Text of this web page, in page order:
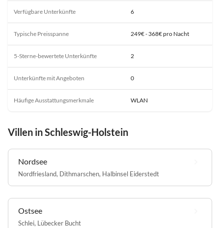
Verfügbare Unterkünfte 6
Typische Preisspanne 249€ - 368€ pro Nacht
5-Sterne-bewertete Unterkünfte 2
Unterkünfte mit Angeboten 0
Häufige Ausstattungsmerkmale WLAN
Villen in Schleswig-Holstein
Nordsee
Nordfriesland, Dithmarschen, Halbinsel Eiderstedt
Ostsee
Schlei, Lübecker Bucht